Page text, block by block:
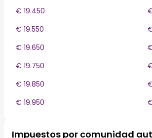
€ 19.450
€ 19.550
€ 19.650
€ 19.750
€ 19.850
€ 19.950
Impuestos por comunidad